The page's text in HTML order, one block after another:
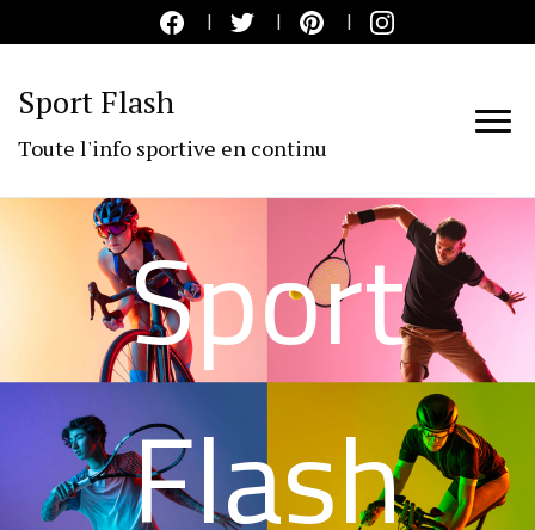
Sport Flash
Toute l'info sportive en continu
Sport
Flash